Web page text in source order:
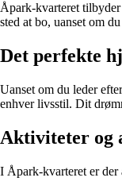
Åpark-kvarteret
sted at bo, uanset om
Det perfekte
Uanset om du leder
enhver livsstil. Dit
Aktiviteter og
I Åpark-kvarteret er